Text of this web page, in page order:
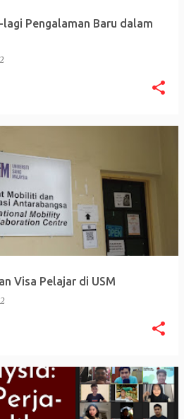
lagi Pengalaman Baru dalam
Visa Pelajar di USM